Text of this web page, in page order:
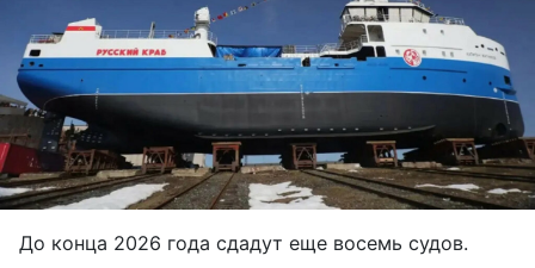
До конца 2026 года сдадут еще восемь судов.